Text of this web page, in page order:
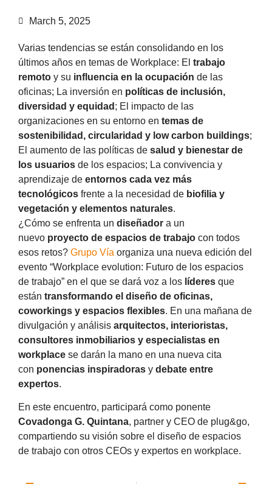
March 5, 2025
Varias tendencias se están consolidando en los
últimos años en temas de Workplace: El trabajo
remoto y su influencia en la ocupación de las
oficinas; La inversión en políticas de inclusión,
diversidad y equidad ; El impacto de las
organizaciones en su entorno en temas de
sostenibilidad, circularidad y low carbon buildings;
El aumento de las políticas de salud y bienestar de
los usuarios de los espacios; La convivencia y
aprendizaje de entornos cada vez más
tecnológicos frente a la necesidad de biofilia y
vegetación y elementos naturales.
¿Cómo se enfrenta un diseñador a un
nuevo proyecto de espacios de trabajo con todos
esos retos? Grupo Vía organiza una nueva edición del
evento “Workplace evolution: Futuro de los espacios
de trabajo” en el que se dará voz a los líderes que
están transformando el diseño de oficinas,
coworkings y espacios flexibles. En una mañana de
divulgación y análisis arquitectos, interioristas,
consultores inmobiliarios y especialistas en
workplace se darán la mano en una nueva cita
con ponencias inspiradoras y debate entre
expertos.
En este encuentro, participará como ponente
Covadonga G. Quintana, partner y CEO de plug&go,
compartiendo su visión sobre el diseño de espacios
de trabajo con otros CEOs y expertos en workplace.